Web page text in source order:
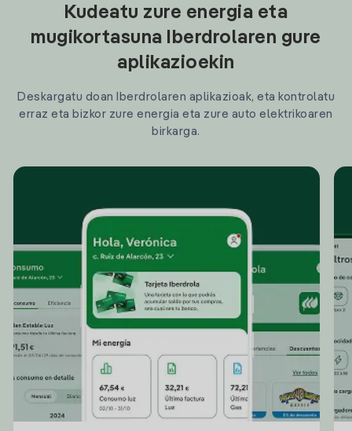
Kudeatu zure energia eta
mugikortasuna Iberdrolaren gure
aplikazioekin
Deskargatu doan Iberdrolaren aplikazioak, eta kontrolatu
erraz eta bizkor zure energia eta zure auto elektrikoaren
birkarga.